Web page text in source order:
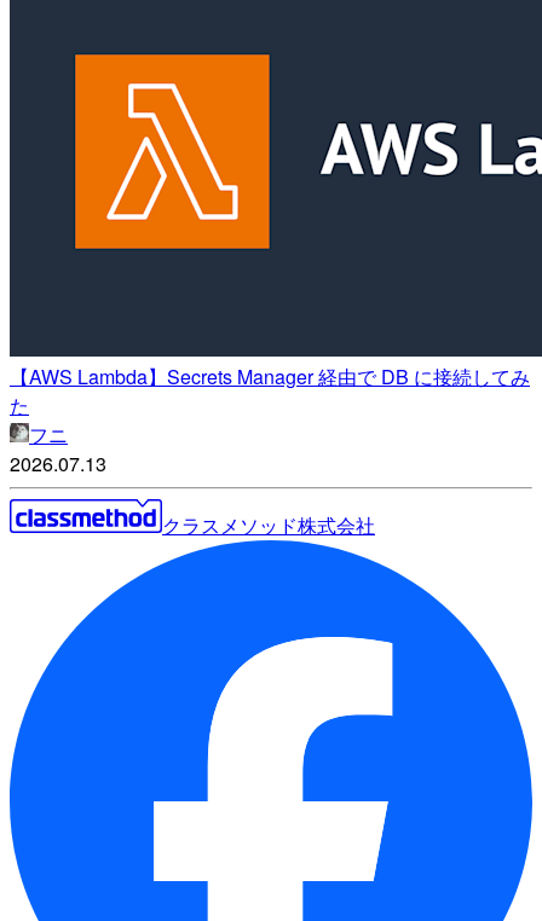
【AWS Lambda】Secrets Manager 経由で DB に接続してみ
た
フニ
2026.07.13
クラスメソッド株式会社